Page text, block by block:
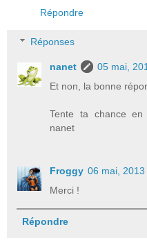
Répondre
Réponses
nanet
05 mai,
Et non, la bonne
Tente ta chance en
nanet
Froggy 06 mai, 2013
Merci !
Répondre